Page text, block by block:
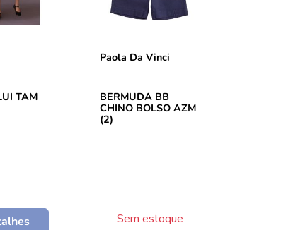
TAM
Paola Da Vinci
BERMUDA BB
CHINO BOLSO AZM
(2)
Sem estoque